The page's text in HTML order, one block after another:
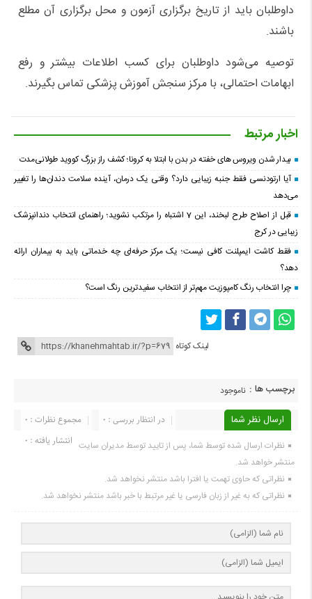
داوطلبان باید از تاریخ برگزاری آزمون و محل برگزاری آن مطلع
باشند.
توصیه می‌شود داوطلبان برای کسب اطلاعات بیشتر و رفع
ابهامات احتمالی، با مرکز سنجش آموزش پزشکی تماس بگیرند.
اخبار مرتبط
بیدار شدن ویروس‌ های خفته در بدن با ابتلا به کرونا؛ کشف راز بزرگ کووید طولانی‌مدت
آیا ارتودنسی فقط جنبه زیبایی دارد؟ وقتی یک درمان، آینده سلامت دندان‌ها را تغییر
می‌دهد
قبل از اصلاح طرح لبخند، این 7 اشتباه را مرتکب نشوید؛ راهنمای انتخاب دندانپزشک
زیبایی در کرج
فقط کاشت ایمپلنت کافی نیست؛ یک مرکز حرفه‌ای چه خدماتی باید به بیماران ارائه
دهد؟
چرا انتخاب رنگ کامپوزیت مهم‌تر از انتخاب سفیدترین رنگ است؟
لینک کوتاه
برچسب ها : ناموجود
ارسال نظر شما مجموع نظرات : 0
در انتظار بررسی : 0
انتشار یافته : 0 نظرات ارسال شده توسط شما، پس از تایید توسط مدیران سایت
منتشر خواهد شد.
نظراتی که حاوی تهمت یا افترا باشد منتشر نخواهد شد.
نظراتی که به غیر از زبان فارسی یا غیر مرتبط با خبر باشد منتشر نخواهد شد.